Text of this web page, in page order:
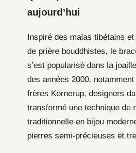
aujourd’hui
Inspiré des malas tibétains
de prière bouddhistes, le
s’est popularisé dans la
des années 2000,
frères Kornerup, designers
transformé une technique de
traditionnelle en bijou
pierres semi-précieuses et